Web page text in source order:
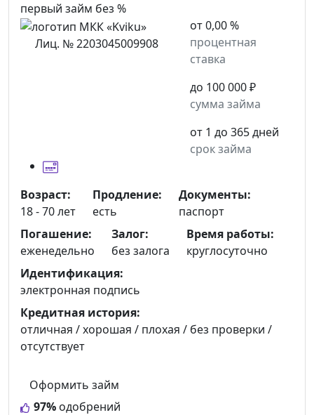
первый займ без %
Лиц. № 2203045009908
от 0,00 %
процентная
ставка
до 100 000 ₽
сумма займа
от 1 до 365 дней
срок займа
97% одобрений
Оформить займ
Возраст:
18 - 70 лет
Продление:
есть
Документы:
паспорт
Погашение:
еженедельно
Залог:
без залога
Время работы:
круглосуточно
Идентификация:
электронная подпись
Кредитная история:
отличная / хорошая / плохая / без проверки /
отсутствует